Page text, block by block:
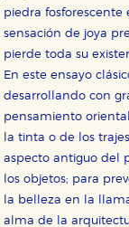
piedra fosforescente
sensación de joya
pierde toda su
En este ensayo
desarrollando con
pensamiento
la tinta o de los
aspecto antiguo del
los objetos; para
la belleza en la
alma de la